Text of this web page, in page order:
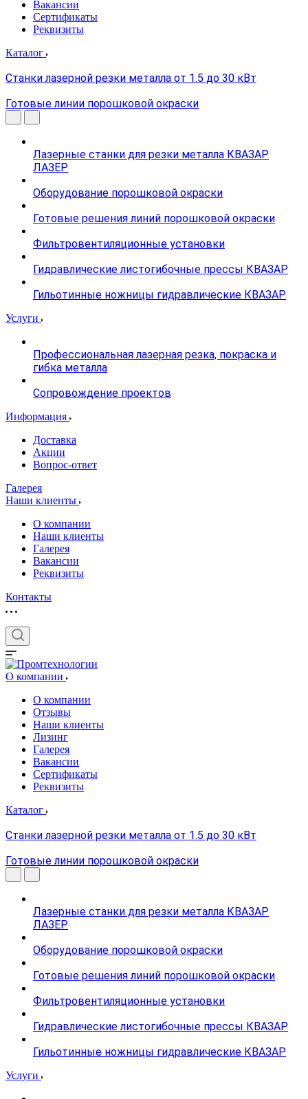
Вакансии
Сертификаты
Реквизиты
Каталог
Станки лазерной резки металла от 1.5 до 30 кВт
Готовые линии порошковой окраски
Лазерные станки для резки металла КВАЗАР
ЛАЗЕР
Оборудование порошковой окраски
Готовые решения линий порошковой окраски
Фильтровентиляционные установки
Гидравлические листогибочные прессы КВАЗАР
Гильотинные ножницы гидравлические КВАЗАР
Услуги
Профессиональная лазерная резка, покраска и
гибка металла
Сопровождение проектов
Информация
Доставка
Акции
Вопрос-ответ
Галерея
Наши клиенты
О компании
Наши клиенты
Галерея
Вакансии
Реквизиты
Контакты
О компании
О компании
Отзывы
Наши клиенты
Лизинг
Галерея
Вакансии
Сертификаты
Реквизиты
Каталог
Станки лазерной резки металла от 1.5 до 30 кВт
Готовые линии порошковой окраски
Лазерные станки для резки металла КВАЗАР
ЛАЗЕР
Оборудование порошковой окраски
Готовые решения линий порошковой окраски
Фильтровентиляционные установки
Гидравлические листогибочные прессы КВАЗАР
Гильотинные ножницы гидравлические КВАЗАР
Услуги